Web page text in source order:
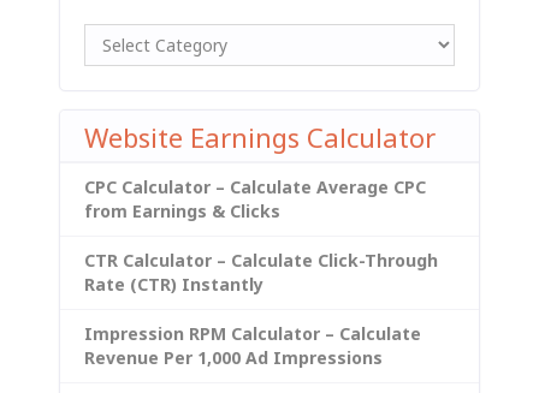
Website Earnings Calculator
CPC Calculator – Calculate Average CPC
from Earnings & Clicks
CTR Calculator – Calculate Click-Through
Rate (CTR) Instantly
Impression RPM Calculator – Calculate
Revenue Per 1,000 Ad Impressions